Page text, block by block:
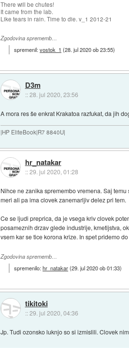
There will be chutes!
It came from the lab.
Like tears in rain. Time to die. v_1 2012-21
Zgodovina sprememb…
spremenil:vostok_1 (28. jul 2020 ob 23:55)
D3m
::28. jul 2020, 23:56
A mora res še enkrat Krakatoa razfukat, da jih
|HP EliteBook|R7 8840U|
hr_natakar
::29. jul 2020, 01:28
Nihce ne zanika spremembo vremena. Saj
meri ali pa ima clovek zanemarljiv delez pri tem.
Ce se ljudi preprica, da je vsega kriv clovek
posameznih drzav glede industrije, kmetijstva,
vsem kar se tice korona krize. In spet pridemo
Zgodovina sprememb…
spremenilo:hr_natakar(29. jul 2020 ob 01:33)
tikitoki
::29. jul 2020, 04:36
Jp. Tudi ozonsko luknjo so si izmislili. Clovek